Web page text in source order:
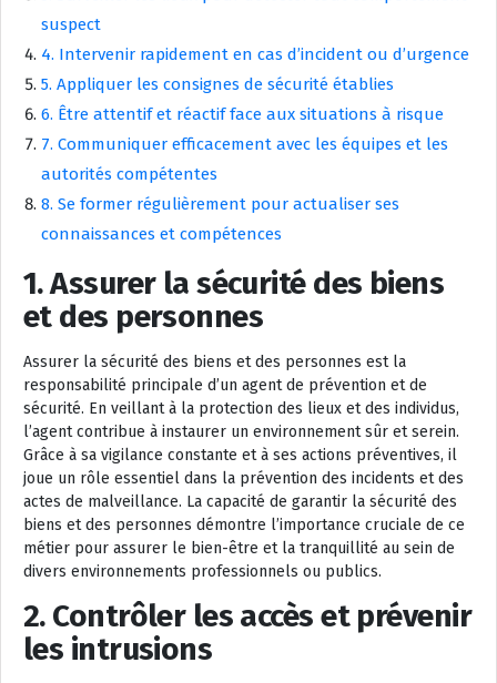
suspect
4. Intervenir rapidement en cas d’incident ou d’urgence
5. Appliquer les consignes de sécurité établies
6. Être attentif et réactif face aux situations à risque
7. Communiquer efficacement avec les équipes et les
autorités compétentes
8. Se former régulièrement pour actualiser ses
connaissances et compétences
1. Assurer la sécurité des biens
et des personnes
Assurer la sécurité des biens et des personnes est la
responsabilité principale d’un agent de prévention et de
sécurité. En veillant à la protection des lieux et des individus,
l’agent contribue à instaurer un environnement sûr et serein.
Grâce à sa vigilance constante et à ses actions préventives, il
joue un rôle essentiel dans la prévention des incidents et des
actes de malveillance. La capacité de garantir la sécurité des
biens et des personnes démontre l’importance cruciale de ce
métier pour assurer le bien-être et la tranquillité au sein de
divers environnements professionnels ou publics.
2. Contrôler les accès et prévenir
les intrusions